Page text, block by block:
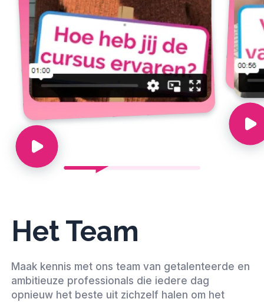
Het Team
Maak kennis met ons team van getalenteerde en
ambitieuze professionals die iedere dag
opnieuw het beste uit zichzelf halen om het